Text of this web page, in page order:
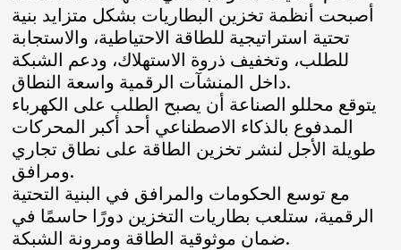
أصبحت أنظمة تخزين البطاريات بشكل متزايد بنية
تحتية استراتيجية للطاقة الاحتياطية، والاستجابة
للطلب، وتخفيف ذروة الاستهلاك، ودعم الشبكة
داخل المنشآت الرقمية واسعة النطاق.
يتوقع محللو الصناعة أن يصبح الطلب على الكهرباء
المدفوع بالذكاء الاصطناعي أحد أكبر المحركات
طويلة الأجل لنشر تخزين الطاقة على نطاق تجاري
ومرافق.
مع توسع الحكومات والمرافق في البنية التحتية
الرقمية، ستلعب بطاريات التخزين دورًا حاسمًا في
ضمان موثوقية الطاقة ومرونة الشبكة.